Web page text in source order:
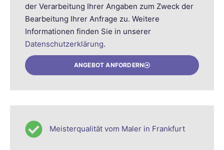
der Verarbeitung Ihrer Angaben zum Zweck der
Bearbeitung Ihrer Anfrage zu. Weitere
Informationen finden Sie in unserer
Datenschutzerklärung.
ANGEBOT ANFORDERN
Meisterqualität vom Maler in Frankfurt